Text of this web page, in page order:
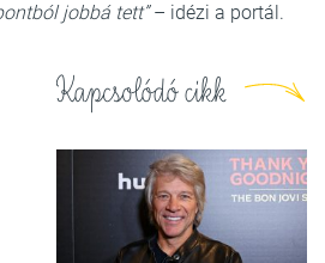
jobbá tett”– idézi a portál.
Kapcsolódó cikk